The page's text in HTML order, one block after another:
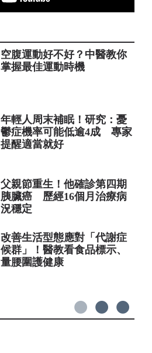
空腹運動好不好？中醫教你
掌握最佳運動時機
年輕人周末補眠！研究：憂
鬱症機率可能低逾4成 專家
提醒適當就好
父親節重生！他確診第四期
胰臟癌 歷經16個月治療病
況穩定
改善生活型態應對「代謝症
候群」！醫教看食品標示、